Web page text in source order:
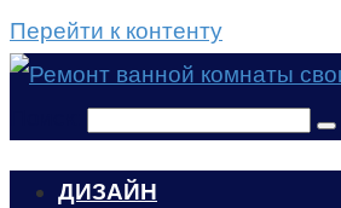
Перейти к контенту
ДИЗАЙН